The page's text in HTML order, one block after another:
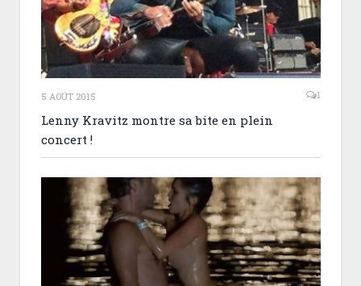
5 AOÛT 2015 1
Lenny Kravitz montre sa bite en plein
concert !